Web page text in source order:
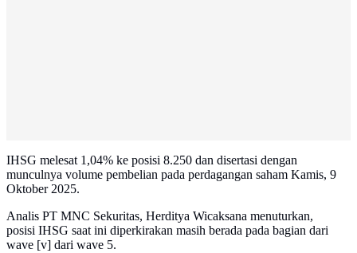
IHSG melesat 1,04% ke posisi 8.250 dan disertasi dengan
munculnya volume pembelian pada perdagangan saham Kamis, 9
Oktober 2025.
Analis PT MNC Sekuritas, Herditya Wicaksana menuturkan,
posisi IHSG saat ini diperkirakan masih berada pada bagian dari
wave [v] dari wave 5.